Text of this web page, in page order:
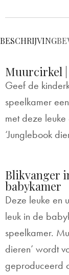
⌀ 120 cm
⌀ 140 cm
BESCHRIJVING
Muurcirkel
Geef de
speelkamer
met deze
‘Junglebook
Blikvanger
babykamer
Deze leuke en
leuk in de
speelkamer.
dieren’ wordt
geproduceerd